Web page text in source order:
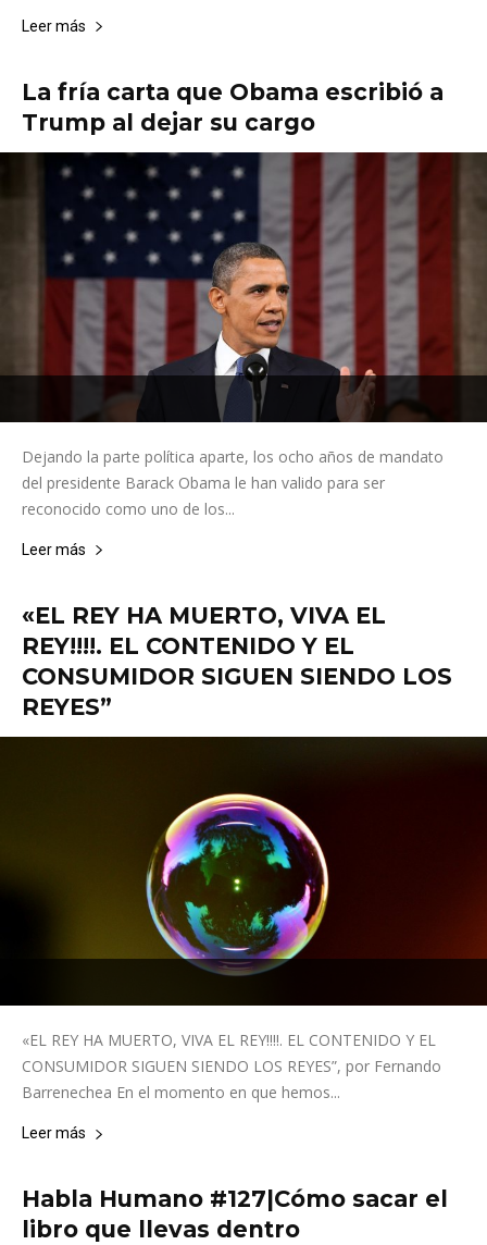
Leer más
La fría carta que Obama escribió a
Trump al dejar su cargo
Dejando la parte política aparte, los ocho años de mandato
del presidente Barack Obama le han valido para ser
reconocido como uno de los...
Leer más
«EL REY HA MUERTO, VIVA EL
REY!!!!. EL CONTENIDO Y EL
CONSUMIDOR SIGUEN SIENDO LOS
REYES”
«EL REY HA MUERTO, VIVA EL REY!!!!. EL CONTENIDO Y EL
CONSUMIDOR SIGUEN SIENDO LOS REYES”, por Fernando
Barrenechea En el momento en que hemos...
Leer más
Habla Humano #127|Cómo sacar el
libro que llevas dentro